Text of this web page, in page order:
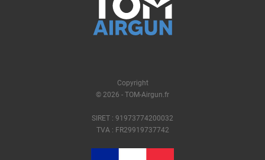
Copyright
© 2026 - TOM-Airgun.fr
SIRET : 91973774200032
TVA : FR29919737742